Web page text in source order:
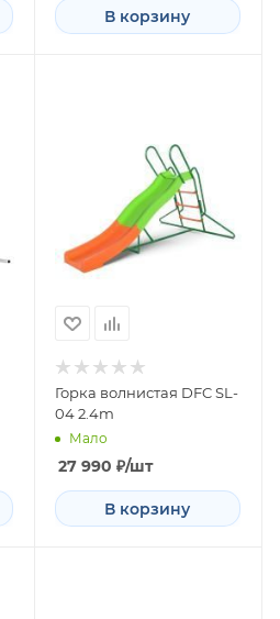
В корзину
Горка волнистая DFC SL-
04 2.4m
Мало
27 990 ₽/шт
В корзину